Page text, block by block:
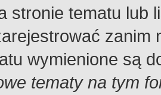
stronie tematu lub
wymienione są
tematy na tym